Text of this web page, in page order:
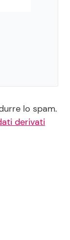
lo spam.
derivati